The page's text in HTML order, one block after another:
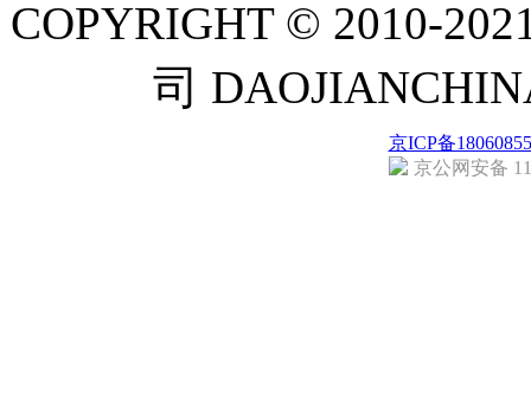
COPYRIGHT © 2010-
司
京ICP备
京公网安备